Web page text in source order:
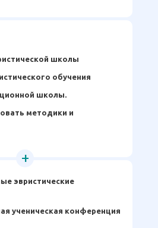
школы
обучения
школы.
методики и
эвристические
ученическая конференция